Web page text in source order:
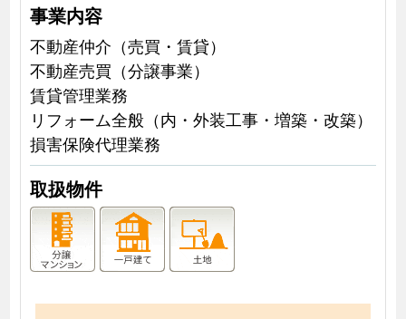
事業内容
不動産仲介（売買・賃貸）
不動産売買（分譲事業）
賃貸管理業務
リフォーム全般（内・外装工事・増築・改築）
損害保険代理業務
取扱物件